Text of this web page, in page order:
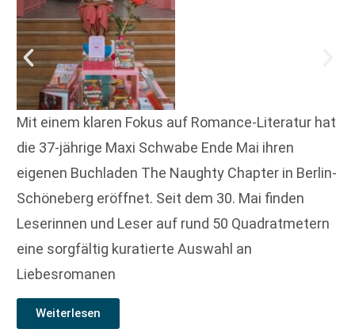
Mit einem klaren Fokus auf Romance-Literatur hat
die 37-jährige Maxi Schwabe Ende Mai ihren
eigenen Buchladen The Naughty Chapter in Berlin-
Schöneberg eröffnet. Seit dem 30. Mai finden
Leserinnen und Leser auf rund 50 Quadratmetern
eine sorgfältig kuratierte Auswahl an
Liebesromanen
Weiterlesen